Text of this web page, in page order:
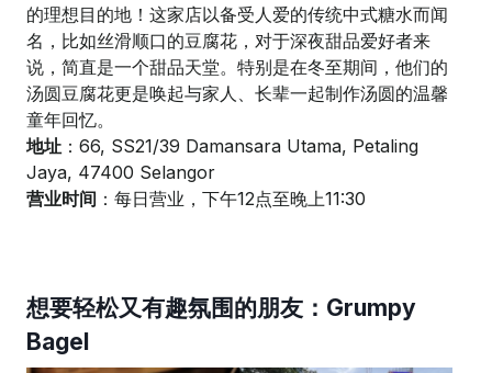
的理想目的地！这家店以备受人爱的传统中式糖水而闻
名，比如丝滑顺口的豆腐花，对于深夜甜品爱好者来
说，简直是一个甜品天堂。特别是在冬至期间，他们的
汤圆豆腐花更是唤起与家人、长辈一起制作汤圆的温馨
童年回忆。
地址 ：66, SS21/39 Damansara Utama, Petaling
Jaya, 47400 Selangor
营业时间 ：每日营业，下午12点至晚上11:30
想要轻松又有趣氛围的朋友：Grumpy
Bagel